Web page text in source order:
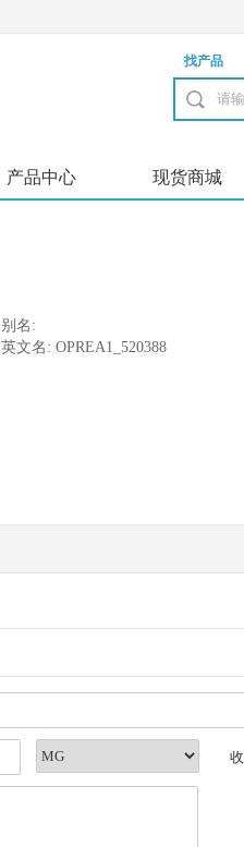
找产品
产品中心 现货商城
别名:
英文名: OPREA1_520388